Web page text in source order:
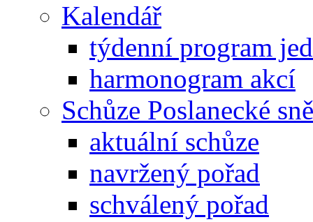
Kalendář
týdenní program
harmonogram akcí
Schůze Poslanecké
aktuální schůze
navržený pořad
schválený pořad